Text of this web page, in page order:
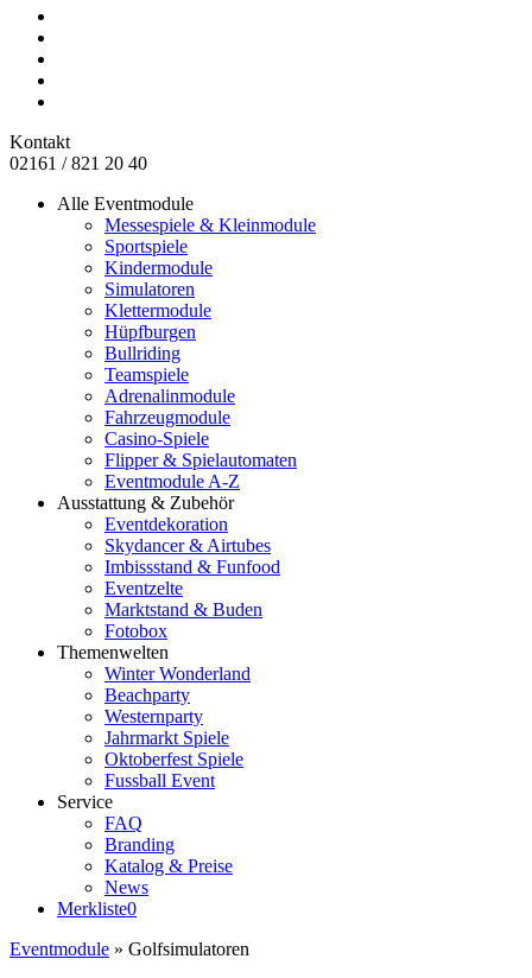
Kontakt
02161 / 821 20 40
Alle Eventmodule
Messespiele & Kleinmodule
Sportspiele
Kindermodule
Simulatoren
Klettermodule
Hüpfburgen
Bullriding
Teamspiele
Adrenalinmodule
Fahrzeugmodule
Casino-Spiele
Flipper & Spielautomaten
Eventmodule A-Z
Ausstattung & Zubehör
Eventdekoration
Skydancer & Airtubes
Imbissstand & Funfood
Eventzelte
Marktstand & Buden
Fotobox
Themenwelten
Winter Wonderland
Beachparty
Westernparty
Jahrmarkt Spiele
Oktoberfest Spiele
Fussball Event
Service
FAQ
Branding
Katalog & Preise
News
Merkliste0
Eventmodule » Golfsimulatoren